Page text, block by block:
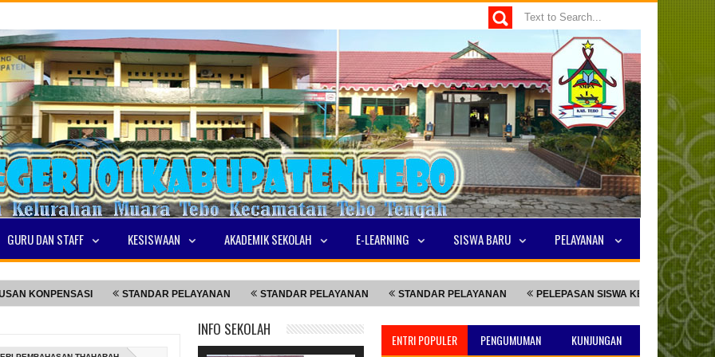
GURU DAN STAFF KESISWAAN AKADEMIK SEKOLAH E-LEARNING SISWA BARU PELAYANAN
STANDAR PELAYANAN STANDAR PELAYANAN STANDAR PELAYANAN PELEPASAN SISWA KELAS 9 NILAI TKA
ENTRI POPULER PENGUMUMAN KUNJUNGAN
INFO SEKOLAH